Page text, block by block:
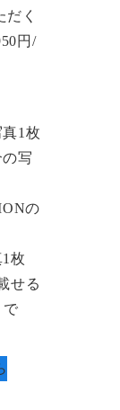
だく
円/
1枚
写
の
枚
せる
で